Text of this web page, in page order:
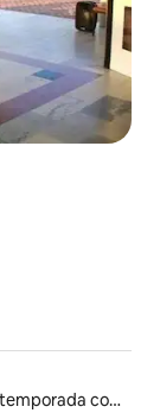
Aluguéis por temporada com banheira de hidromassagem